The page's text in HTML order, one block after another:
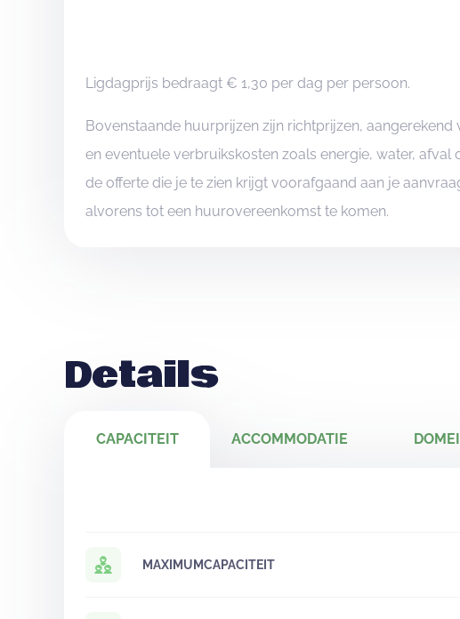
Ligdagprijs bedraagt € 1,30 per dag per persoon.
Bovenstaande huurprijzen zijn richtprijzen,
en eventuele verbruikskosten zoals energie, water,
de offerte die je te zien krijgt voorafgaand aan je
alvorens tot een huurovereenkomst te komen.
Details
CAPACITEIT ACCOMMODATIE
MAXIMUMCAPACITEIT